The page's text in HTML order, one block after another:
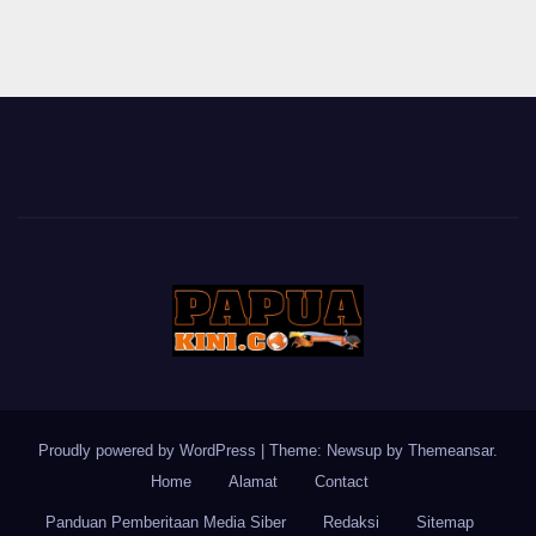
Proudly powered by WordPress Theme: Newsup by Themeansar.
Home
Alamat Contact
Panduan Pemberitaan Media Siber Redaksi Sitemap